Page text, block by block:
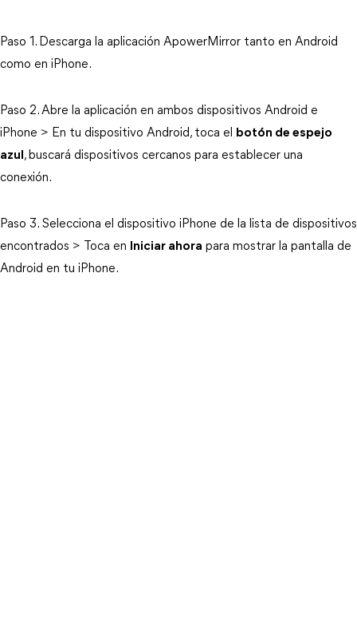
Paso 1. Descarga la aplicación ApowerMirror tanto en Android
como en iPhone.
Paso 2. Abre la aplicación en ambos dispositivos Android e
iPhone > En tu dispositivo Android, toca el
botón de espejo
azul , buscará dispositivos cercanos para establecer una
conexión.
Paso 3. Selecciona el dispositivo iPhone de la lista de dispositivos
encontrados > Toca en
Iniciar ahora para mostrar la pantalla de
Android en tu iPhone.